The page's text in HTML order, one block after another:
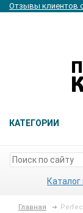
Отзывы клиентов
КАТЕГОРИИ
Главная